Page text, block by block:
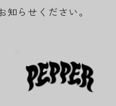
らせください。